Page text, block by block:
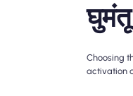
Choosing
activation